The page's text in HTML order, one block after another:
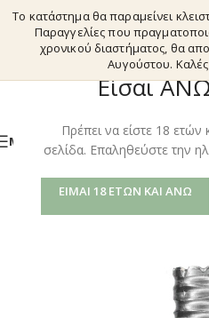
Είσαι
Πρέπει να είστε 18 ετών
σελίδα. Επαληθεύστε την
ΕΊΜΑΙ 18 ΕΤΏΝ ΚΑΙ ΆΝΩ
Το κατάστημα θα παραμείνει
Παραγγελίες που
χρονικού διαστήματος, θα
Αυγούστου.
ΜΕΝΟΎ